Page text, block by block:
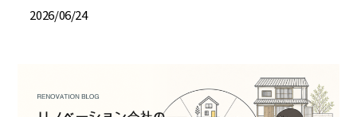
2026/06/24